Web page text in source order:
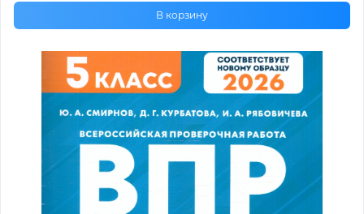
В корзину